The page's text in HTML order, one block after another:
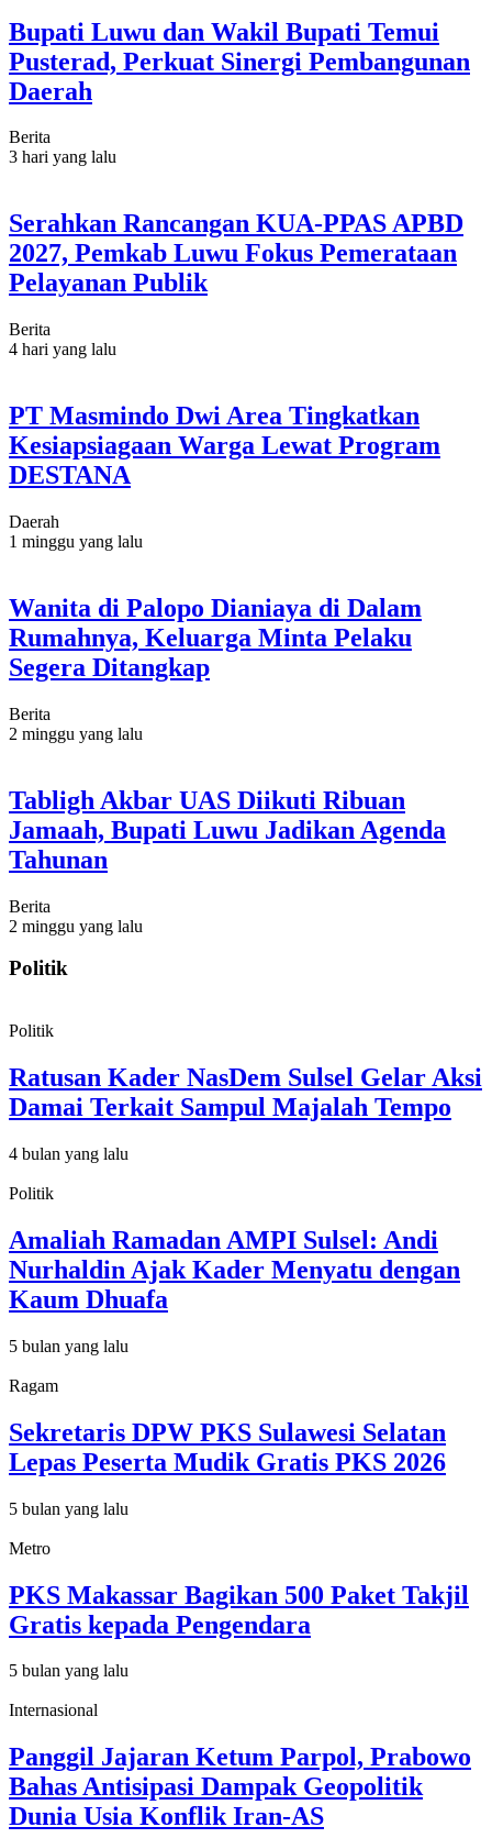
Bupati Luwu dan Wakil Bupati Temui
Pusterad, Perkuat Sinergi Pembangunan
Daerah
Berita
3 hari yang lalu
Serahkan Rancangan KUA-PPAS APBD
2027, Pemkab Luwu Fokus Pemerataan
Pelayanan Publik
Berita
4 hari yang lalu
PT Masmindo Dwi Area Tingkatkan
Kesiapsiagaan Warga Lewat Program
DESTANA
Daerah
1 minggu yang lalu
Wanita di Palopo Dianiaya di Dalam
Rumahnya, Keluarga Minta Pelaku
Segera Ditangkap
Berita
2 minggu yang lalu
Tabligh Akbar UAS Diikuti Ribuan
Jamaah, Bupati Luwu Jadikan Agenda
Tahunan
Berita
2 minggu yang lalu
Politik
Politik
Ratusan Kader NasDem Sulsel Gelar Aksi
Damai Terkait Sampul Majalah Tempo
4 bulan yang lalu
Politik
Amaliah Ramadan AMPI Sulsel: Andi
Nurhaldin Ajak Kader Menyatu dengan
Kaum Dhuafa
5 bulan yang lalu
Ragam
Sekretaris DPW PKS Sulawesi Selatan
Lepas Peserta Mudik Gratis PKS 2026
5 bulan yang lalu
Metro
PKS Makassar Bagikan 500 Paket Takjil
Gratis kepada Pengendara
5 bulan yang lalu
Internasional
Panggil Jajaran Ketum Parpol, Prabowo
Bahas Antisipasi Dampak Geopolitik
Dunia Usia Konflik Iran-AS